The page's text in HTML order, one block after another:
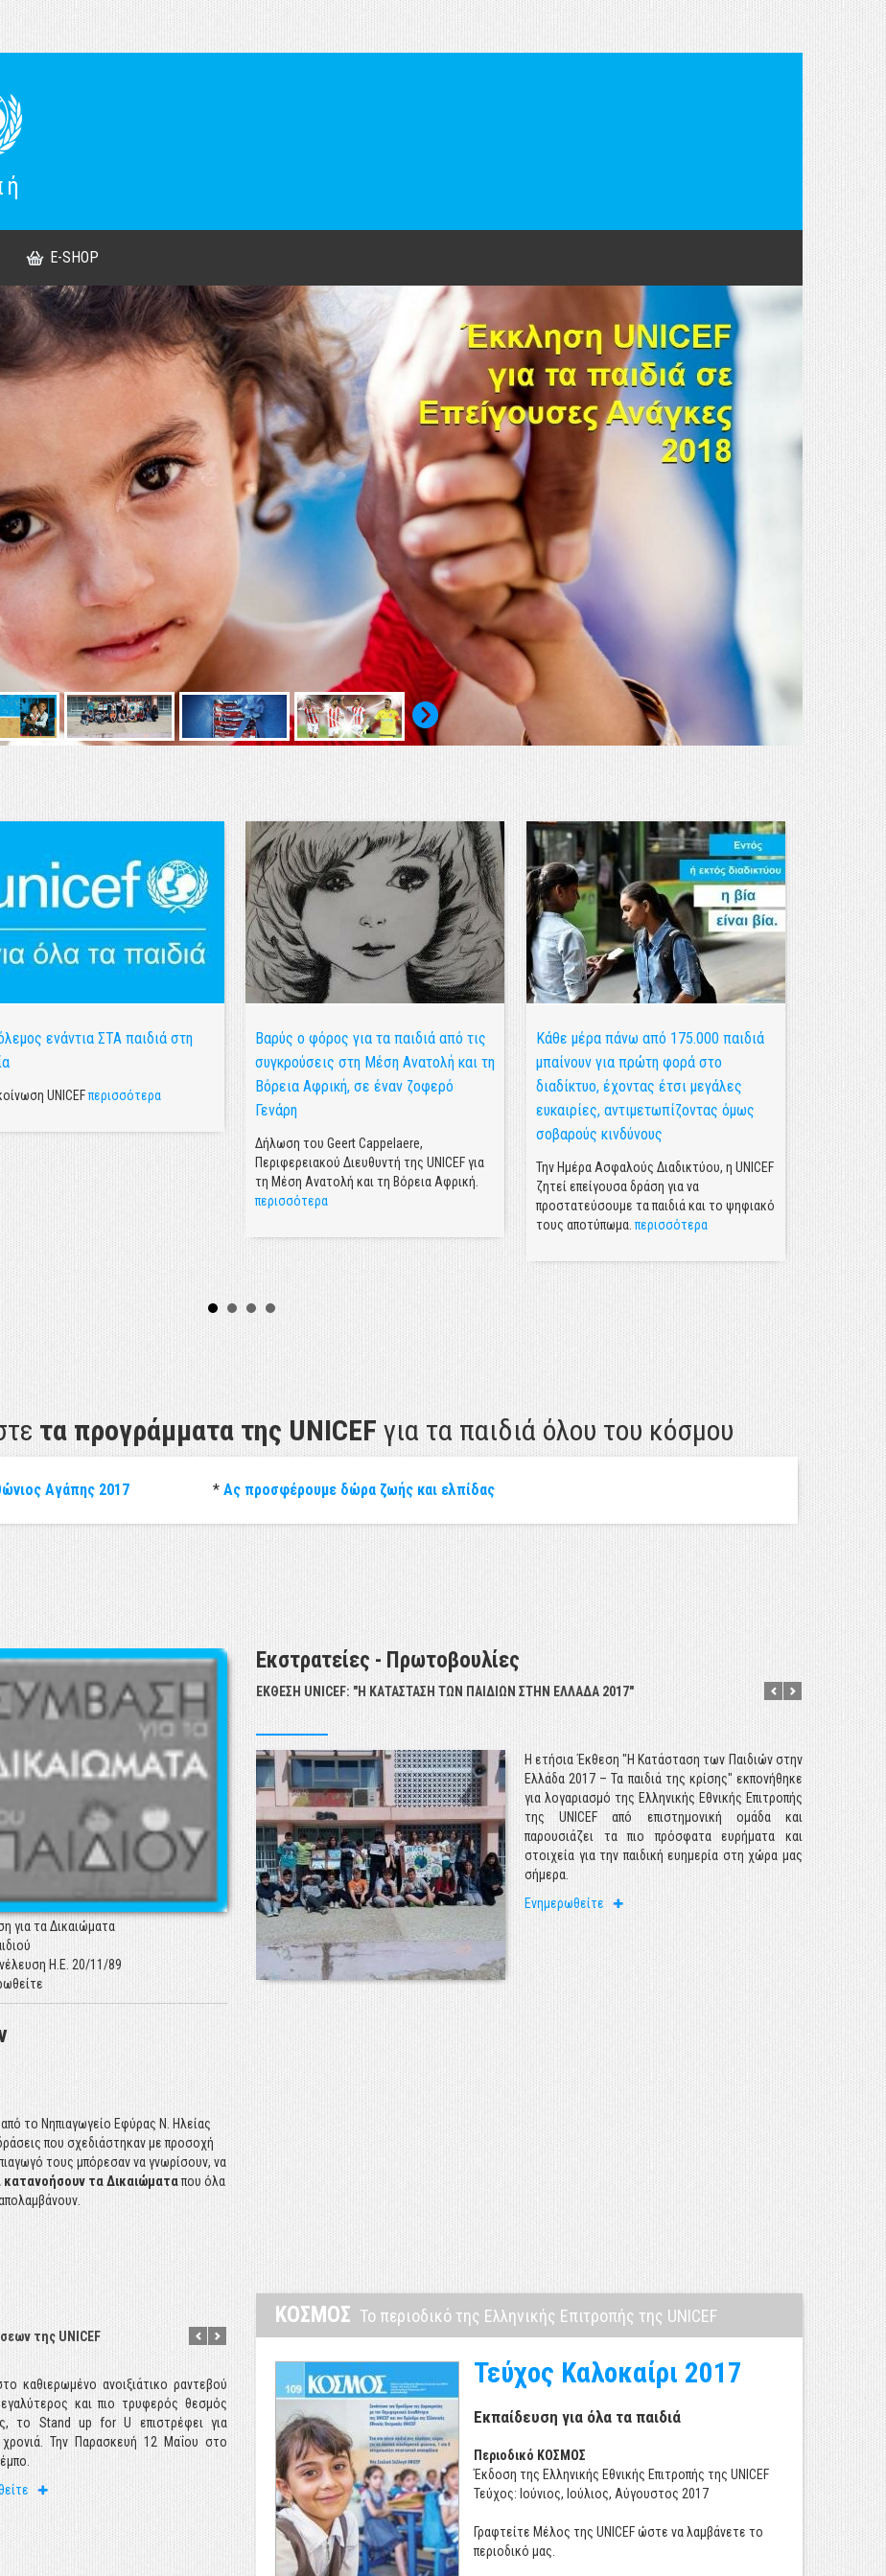
E-SHOP
ενάντια ΣΤΑ παιδιά στη
UNICEFπερισσότερα
Βαρύς ο φόρος για τα παιδιά από τις
συγκρούσεις στη Μέση Ανατολή και τη
Βόρεια Αφρική, σε έναν ζοφερό
Γενάρη
Δήλωση του Geert Cappelaere,
Περιφερειακού Διευθυντή της UNICEF για
τη Μέση Ανατολή και τη Βόρεια Αφρική.
περισσότερα
Κάθε μέρα πάνω από 175.000 παιδιά
μπαίνουν για πρώτη φορά στο
διαδίκτυο, έχοντας έτσι μεγάλες
ευκαιρίες, αντιμετωπίζοντας όμως
σοβαρούς κινδύνους
Την Ημέρα Ασφαλούς Διαδικτύου, η UNICEF
ζητεί επείγουσα δράση για να
προστατεύσουμε τα παιδιά και το ψηφιακό
τους αποτύπωμα.περισσότερα
Δήλωση
τα προγράμματα της UNICEFγια τα παιδιά όλου του κόσμου
Αγάπης 2017 * Ας προσφέρουμε δώρα ζωής και ελπίδας
για τα Δικαιώματα
Η.Ε. 20/11/89
από το Νηπιαγωγείο Εφύρας Ν. Ηλείας
που σχεδιάστηκαν με προσοχή
τους μπόρεσαν να γνωρίσουν, να
κατανοήσουν τα Δικαιώματαπου όλα
Εκστρατείες - Πρωτοβουλίες
2017"
Έκθεση "Η Κατάσταση των Παιδιών στην
– Τα παιδιά της κρίσης" εκπονήθηκε
της Ελληνικής Εθνικής Επιτροπής
από επιστημονική ομάδα και
τα πιο πρόσφατα ευρήματα και
για την παιδική ευημερία στη χώρα μας
ΕΚΘΕΣΗ UNICEF: "Η ΚΑΤΑΣΤΑΣΗ ΤΩΝ ΠΑΙΔΙΩΝ ΣΤΗΝ ΕΛΛΑΔΑ 2017"
Η ετήσια Έκθεση "Η Κατάσταση των Παιδιών στην
Ελλάδα 2017 – Τα παιδιά της κρίσης" εκπονήθηκε
για λογαριασμό της Ελληνικής Εθνικής Επιτροπής
της UNICEF από επιστημονική ομάδα και
παρουσιάζει τα πιο πρόσφατα ευρήματα και
στοιχεία για την παιδική ευημερία στη χώρα μας
σήμερα.
Ενημερωθείτε
2017"
2017 – Τα παιδιά της κρίσης" εκπονήθηκε
από επιστημονική ομάδα και
τα πιο πρόσφατα ευρήματα και
για την παιδική ευημερία στη χώρα μας
της UNICEF
καθιερωμένο ανοιξιάτικο ραντεβού
και πιο τρυφερός θεσμός
το Stand up for U επιστρέφει για
Την Παρασκευή 12 Μαΐου στο
Διαπολιτισμική Γιορτή UNICEF
Μια όαση χαράς για προσφυγόπουλα και παιδιά
Οργανισμός Πολιτισμού, Αθλητισμού και
Κυριακή 18 Δεκεμβρίου 2016 μια μεγάλη
«Διαπολιτισμική Γιορτή» αφιερωμένη στα
προσφυγόπουλα και τα παιδιά ευπαθών
ΜΕΤΣ.
ΚΟΣΜΟΣ Το περιοδικό της Ελληνικής Επιτροπής της UNICEF
Τεύχος Καλοκαίρι 2017
Εκπαίδευση για όλα τα παιδιά
Περιοδικό ΚΟΣΜΟΣ
Έκδοση της Ελληνικής Εθνικής Επιτροπής της UNICEF
Τεύχος: Ιούνιος, Ιούλιος, Αύγουστος 2017
Γραφτείτε Μέλος της UNICEF ώστε να λαμβάνετε το
περιοδικό μας.